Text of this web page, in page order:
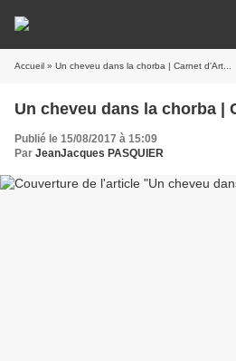
Accueil » Un cheveu dans la chorba | Carnet d'Art...
Un cheveu dans la chorba |
Publié le 15/08/2017 à 15:09
Par JeanJacques PASQUIER